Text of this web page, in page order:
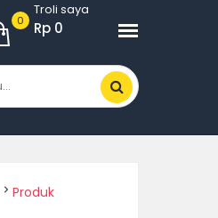
Troli saya
0 Rp 0
Produk